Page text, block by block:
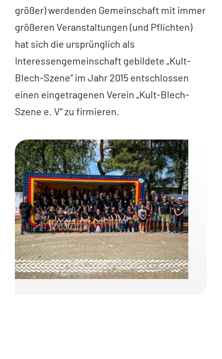
größer) werdenden Gemeinschaft mit immer
größeren Veranstaltungen (und Pflichten)
hat sich die ursprünglich als
Interessengemeinschaft gebildete „Kult-
Blech-Szene“ im Jahr 2015 entschlossen
einen eingetragenen Verein „Kult-Blech-
Szene e. V“ zu firmieren.